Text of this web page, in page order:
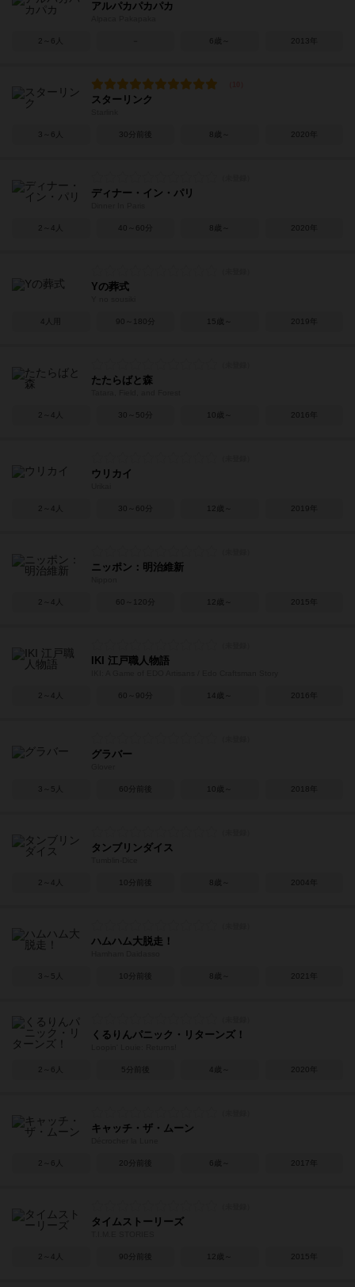
アルパカパカパカ
2～6人 6歳～ 2013年
スターリンク
3～6人 30分前後 8歳～ 2020年
ディナー・イン・パリ
2～4人 40～60分 8歳～ 2020年
Yの葬式
4人用 90～180分 15歳～ 2019年
たたらばと森
2～4人 30～50分 10歳～ 2016年
ウリカイ
2～4人 30～60分 12歳～ 2019年
ニッポン：明治維新
2～4人 60～120分 12歳～ 2015年
IKI 江戸職人物語
2～4人 60～90分 14歳～ 2016年
グラバー
3～5人 60分前後 10歳～ 2018年
タンブリンダイス
2～4人 10分前後 8歳～ 2004年
ハムハム大脱走！
3～5人 10分前後 8歳～ 2021年
くるりんパニック・リターンズ！
2～6人 5分前後 4歳～ 2020年
キャッチ・ザ・ムーン
2～6人 20分前後 6歳～ 2017年
タイムストーリーズ
2～4人 90分前後 12歳～ 2015年